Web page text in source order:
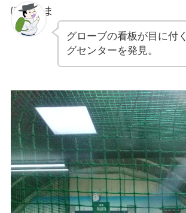
ぽちゃま
グローブの看板が目に付
グセンターを発見。